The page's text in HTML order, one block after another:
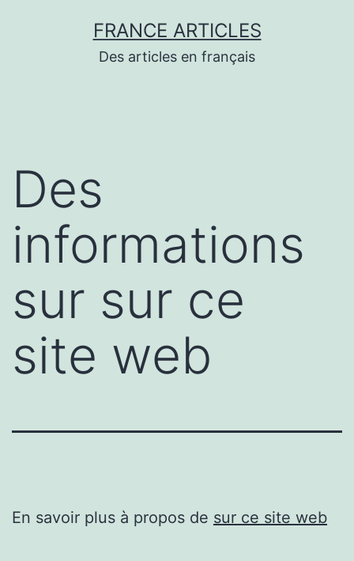
FRANCE ARTICLES
Des articles en français
Des
informations
sur sur ce
site web
En savoir plus à propos de sur ce site web